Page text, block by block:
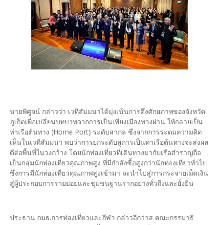
นายพิศูจน์ กล่าวว่า เวทีสัมมนาได้มุ่งเน้นการดึงศักยภาพของจังหวัด
ภูเก็ตเพื่อเปลี่ยนบทบาทจากการเป็นเพียงเมืองทางผ่าน ให้กลายเป็น
ท่าเรือต้นทาง (Home Port) ระดับสากล ซึ่งจากการระดมความคิด
เห็นในเวทีสัมมนา พบว่าการยกระดับสู่การเป็นท่าเรือต้นทางจะส่งผล
ดีต่อพื้นที่ในวงกว้าง โดยนักท่องเที่ยวที่เดินทางมากับเรือสำราญถือ
เป็นกลุ่มนักท่องเที่ยวคุณภาพสูง ที่มีกำลังซื้อสูงกว่านักท่องเที่ยวทั่วไป
ซึ่งการมีนักท่องเที่ยวคุณภาพสูงเข้ามา จะนำไปสู่การกระจายเม็ดเงิน
สู่ผู้ประกอบการรายย่อยและชุมชนฐานรากอย่างทั่วถึงและยั่งยืน
ประธาน กมธ.การท่องเที่ยวและกีฬา กล่าวอีกว่าส คณะกรรมาธิ